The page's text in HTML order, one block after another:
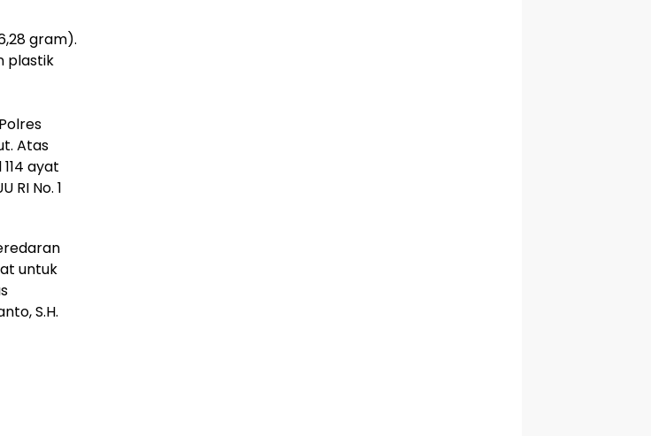
gram).
plastik
Atas
ayat
RI No. 1
untuk
S.H.